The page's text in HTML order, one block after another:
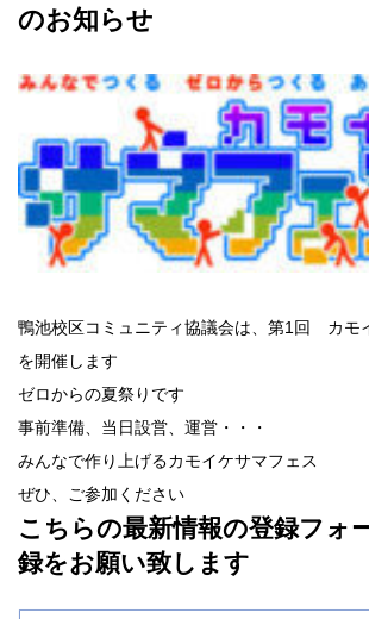
のお知らせ
鴨池校区コミュニティ協議会は、第1回 カモ
を開催します
ゼロからの夏祭りです
事前準備、当日設営、運営・・・
みんなで作り上げるカモイケサマフェス
ぜひ、ご参加ください
こちらの最新情報の登録フォ
録をお願い致します